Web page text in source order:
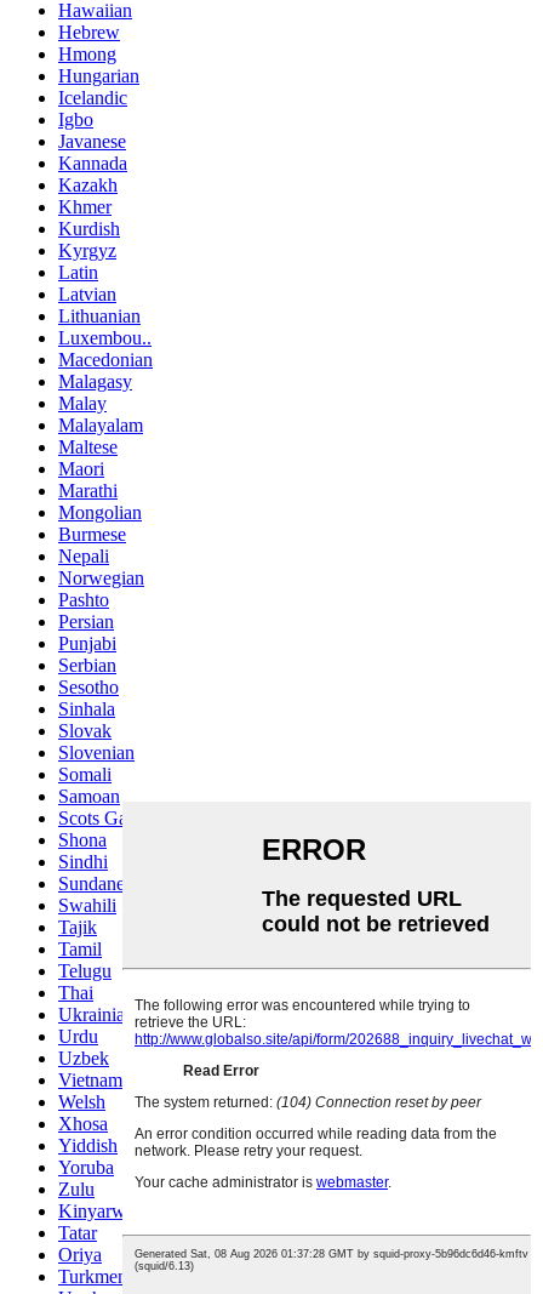
Hawaiian
Hebrew
Hmong
Hungarian
Icelandic
Igbo
Javanese
Kannada
Kazakh
Khmer
Kurdish
Kyrgyz
Latin
Latvian
Lithuanian
Luxembou..
Macedonian
Malagasy
Malay
Malayalam
Maltese
Maori
Marathi
Mongolian
Burmese
Nepali
Norwegian
Pashto
Persian
Punjabi
Serbian
Sesotho
Sinhala
Slovak
Slovenian
Somali
Samoan
Scots Gaelic
Shona
Sindhi
Sundanese
Swahili
Tajik
Tamil
Telugu
Thai
Ukrainian
Urdu
Uzbek
Vietnamese
Welsh
Xhosa
Yiddish
Yoruba
Zulu
Kinyarwanda
Tatar
Oriya
Turkmen